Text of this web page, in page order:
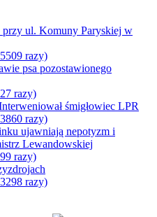
ul. Komuny Paryskiej w
razy)
psa pozostawionego
razy)
śmigłowiec LPR
razy)
ujawniają nepotyzm i
Lewandowskiej
razy)
razy)